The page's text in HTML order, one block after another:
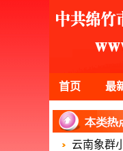
首页 最
云南象群